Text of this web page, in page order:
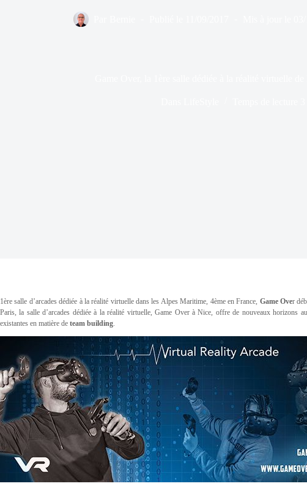
1ère salle d’arcades dédiée à la réalité virtuelle dans les Alpes Maritime, 4ème en France, Game Over
Paris, la salle d’arcades dédiée à la réalité virtuelle, Game Over à Nice, offre de nouveaux horizons
existantes en matière de team building.